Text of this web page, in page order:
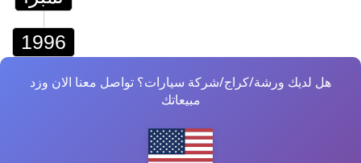
1996
هل لديك ورشة/كراج/شركة سيارات؟ تواصل معنا الان وزد
مبيعاتك